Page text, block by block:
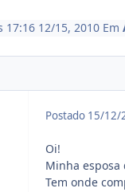
17:16 12/15, 2010 Em
Postado 15/12/
Oi!
Minha esposa
Tem onde